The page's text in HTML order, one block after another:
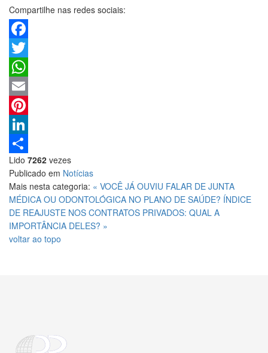
Compartilhe nas redes sociais:
Facebook
Twitter
WhatsApp
Email
Pinterest
LinkedIn
Share
Lido 7262 vezes
Publicado em Notícias
Mais nesta categoria: « VOCÊ JÁ OUVIU FALAR DE JUNTA
MÉDICA OU ODONTOLÓGICA NO PLANO DE SAÚDE? ÍNDICE
DE REAJUSTE NOS CONTRATOS PRIVADOS: QUAL A
IMPORTÂNCIA DELES? »
voltar ao topo